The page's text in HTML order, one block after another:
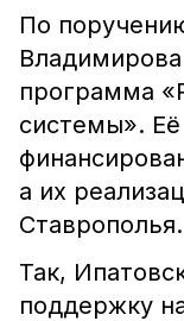
По
программа
системы».
а их
Ставрополья.
Так,
поддержку